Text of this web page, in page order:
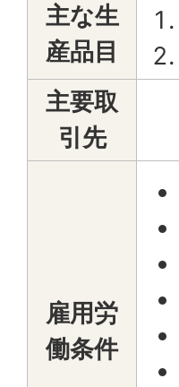
主な生
産品目
主要取
引先
雇用労
働条件